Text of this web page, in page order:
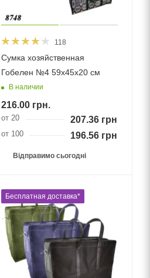
118
Сумка хозяйственная
Гобелен №4 59х45х20 см
В наличии
216.00грн.
от 20 207.36 грн.
от 100 196.56 грн.
Відправимо сьогодні
Бесплатная доставка*